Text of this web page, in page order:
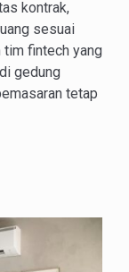
kontrak,
sesuai
tim fintech yang
gedung
tetap